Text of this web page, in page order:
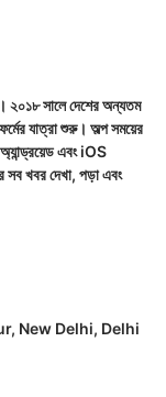
২০১৮ সালে দেশের অন্যতম
যাত্রা শুরু। অল্প সময়ের
এবং iOS
খবর দেখা, পড়া এবং
New Delhi, Delhi